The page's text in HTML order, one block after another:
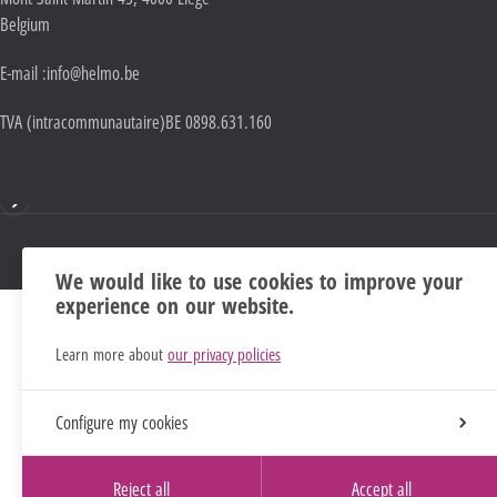
Belgium
E-mail :info@helmo.be
TVA (intracommunautaire)BE 0898.631.160
We would like to use cookies to improve your
experience on our website.
Learn more about our privacy policies
Configure my cookies
Reject all Accept all